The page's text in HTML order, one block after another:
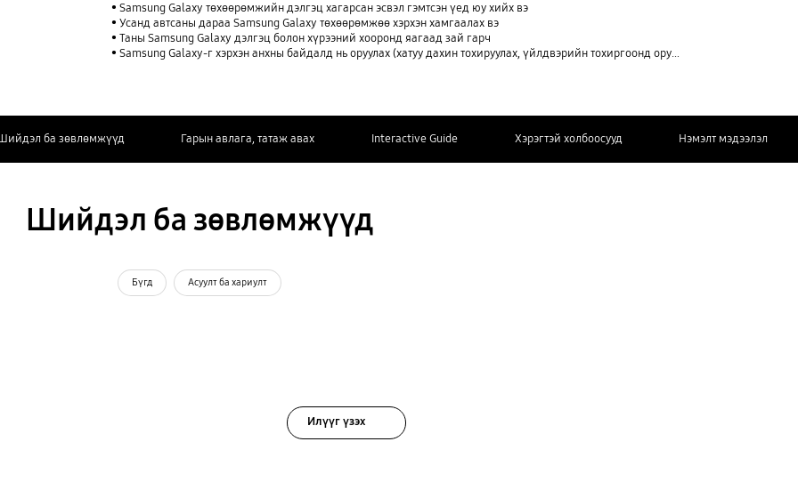
Samsung Galaxy төхөөрөмжийн дэлгэц хагарсан эсвэл гэмтсэн үед юу хийх вэ
Усанд автсаны дараа Samsung Galaxy төхөөрөмжөө хэрхэн хамгаалах вэ
Таны Samsung Galaxy дэлгэц болон хүрээний хооронд яагаад зай гарч
Samsung Galaxy-г хэрхэн анхны байдалд нь оруулах (хатуу дахин тохируулах, үйлдвэрийн тохиргоонд оруулах)
ба зөвлөмжүүд Гарын авлага, татаж авах Interactive Guide Хэрэгтэй холбоосууд Нэмэлт мэдээлэл
Шийдэл ба зөвлөмжүүд
Бүгд Асуулт ба хариулт
Илүүг үзэх